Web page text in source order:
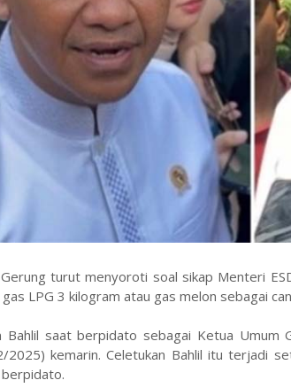
turut menyoroti soal sikap Menteri
LPG 3 kilogram atau gas melon sebagai
Bahlil saat berpidato sebagai Ketua
2025) kemarin. Celetukan Bahlil itu terjadi